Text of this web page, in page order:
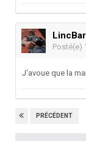
Posté(e)
J'avoue que la
PRÉCÉDENT